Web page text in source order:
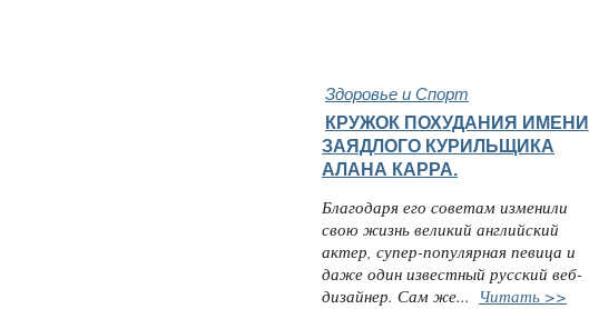
Здоровье и Спорт
КРУЖОК ПОХУДАНИЯ ИМЕНИ
ЗАЯДЛОГО КУРИЛЬЩИКА
АЛАНА КАРРА.
Благодаря его советам изменили
свою жизнь великий английский
актер, супер-популярная певица и
даже один известный русский веб-
дизайнер. Сам же... Читать >>